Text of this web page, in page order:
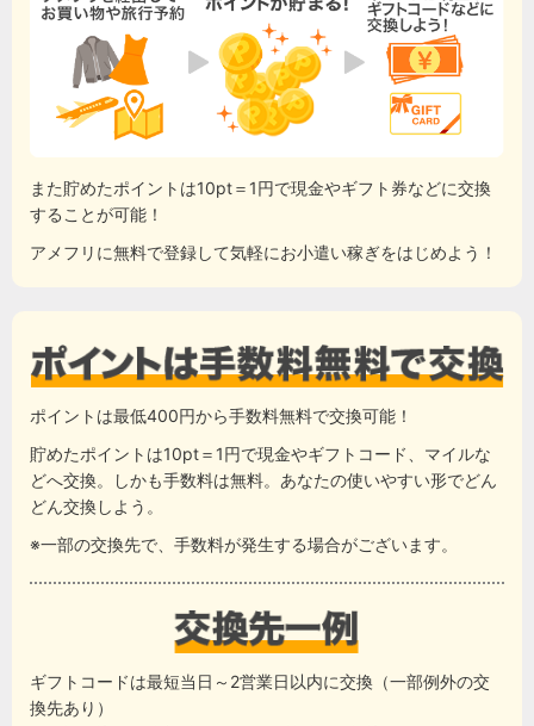
また貯めたポイントは10pt＝1円で現金やギフト券などに交換
することが可能！
アメフリに無料で登録して気軽にお小遣い稼ぎをはじめよう！
ポイントは最低400円から手数料無料で交換可能！
貯めたポイントは10pt＝1円で現金やギフトコード、マイルな
どへ交換。しかも手数料は無料。あなたの使いやすい形でどん
どん交換しよう。
※一部の交換先で、手数料が発生する場合がございます。
ギフトコードは最短当日～2営業日以内に交換（一部例外の交
換先あり）